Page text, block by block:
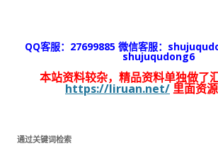
QQ客服：27699885 微信客服：
shujuqudong6
本站资料较杂，精品资料单独做了
https://liruan.net/ 里面资
通过关键词检索